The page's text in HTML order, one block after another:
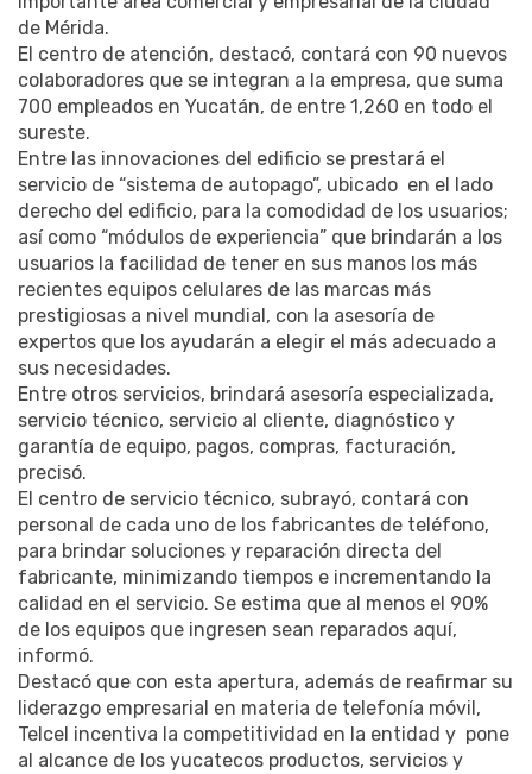
de Mérida.
El centro de atención, destacó, contará con 90 nuevos
colaboradores que se integran a la empresa, que suma
700 empleados en Yucatán, de entre 1,260 en todo el
sureste.
Entre las innovaciones del edificio se prestará el
servicio de “sistema de autopago”, ubicado en el lado
derecho del edificio, para la comodidad de los usuarios;
así como “módulos de experiencia” que brindarán a los
usuarios la facilidad de tener en sus manos los más
recientes equipos celulares de las marcas más
prestigiosas a nivel mundial, con la asesoría de
expertos que los ayudarán a elegir el más adecuado a
sus necesidades.
Entre otros servicios, brindará asesoría especializada,
servicio técnico, servicio al cliente, diagnóstico y
garantía de equipo, pagos, compras, facturación,
precisó.
El centro de servicio técnico, subrayó, contará con
personal de cada uno de los fabricantes de teléfono,
para brindar soluciones y reparación directa del
fabricante, minimizando tiempos e incrementando la
calidad en el servicio. Se estima que al menos el 90%
de los equipos que ingresen sean reparados aquí,
informó.
Destacó que con esta apertura, además de reafirmar su
liderazgo empresarial en materia de telefonía móvil,
Telcel incentiva la competitividad en la entidad y pone
al alcance de los yucatecos productos, servicios y